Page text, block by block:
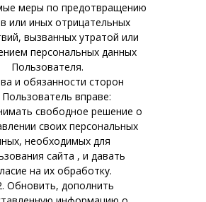
меры по предотвращению
или иных отрицательных
вызванных утратой или
персональных данных
Пользователя.
и обязанности сторон
Пользователь вправе:
свободное решение о
своих персональных
необходимых для
сайта , и давать
на их обработку.
Обновить, дополнить